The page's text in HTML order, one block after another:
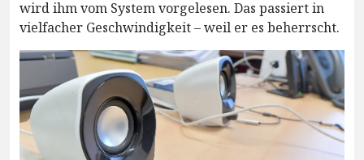
wird ihm vom System vorgelesen. Das passiert in
vielfacher Geschwindigkeit – weil er es beherrscht.